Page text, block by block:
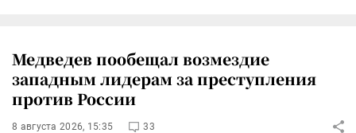
Медведев пообещал возмездие
западным лидерам за преступления
против России
8 августа 2026, 15:35 33